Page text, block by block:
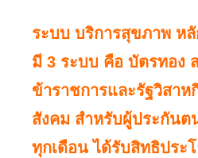
ระบบ บริการสุขภาพ ห
มี 3 ระบบ คือ บัตรทอง
ข้าราชการและรัฐวิสา
สังคม สำหรับผู้ประกันต
ทุกเดือน ได้รับสิทธิประ